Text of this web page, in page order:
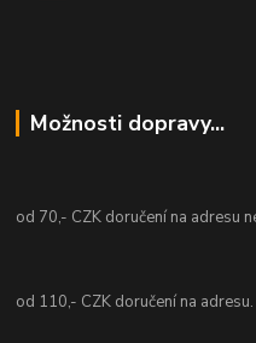
Možnosti dopravy...
od 70,- CZK doručení na adresu
od 110,- CZK doručení na adresu.